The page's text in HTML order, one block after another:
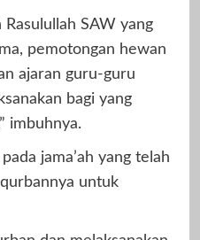
Rasulullah SAW yang
pemotongan hewan
ajaran guru-guru
bagi yang
imbuhnya.
jama’ah yang telah
untuk